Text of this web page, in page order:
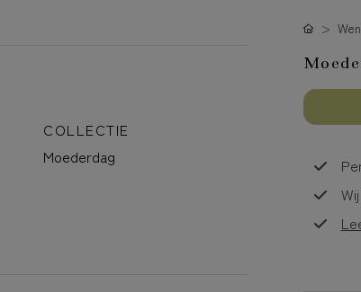
COLLECTIE
Moederdag